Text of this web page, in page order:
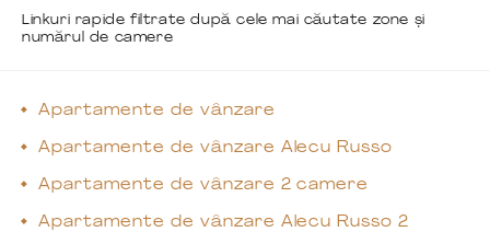
Linkuri rapide filtrate după cele mai căutate zone și
numărul de camere
Apartamente de vânzare
Apartamente de vânzare Alecu Russo
Apartamente de vânzare 2 camere
Apartamente de vânzare Alecu Russo 2